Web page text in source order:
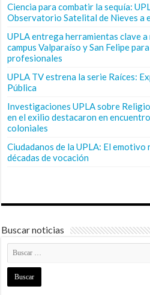
Ciencia para combatir la sequía:
Observatorio Satelital de Nieves a
UPLA entrega herramientas clave
campus Valparaíso y San Felipe
profesionales
UPLA TV estrena la serie Raíces:
Pública
Investigaciones UPLA sobre
en el exilio destacaron en
coloniales
Ciudadanos de la UPLA: El
décadas de vocación
Buscar noticias